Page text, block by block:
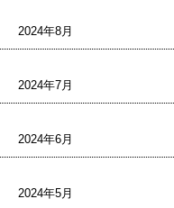
2024年8月
2024年7月
2024年6月
2024年5月